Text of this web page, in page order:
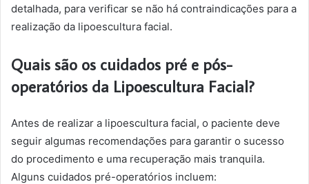
detalhada, para verificar se não há contraindicações para a
realização da lipoescultura facial.
Quais são os cuidados pré e pós-
operatórios da Lipoescultura Facial?
Antes de realizar a lipoescultura facial, o paciente deve
seguir algumas recomendações para garantir o sucesso
do procedimento e uma recuperação mais tranquila.
Alguns cuidados pré-operatórios incluem: